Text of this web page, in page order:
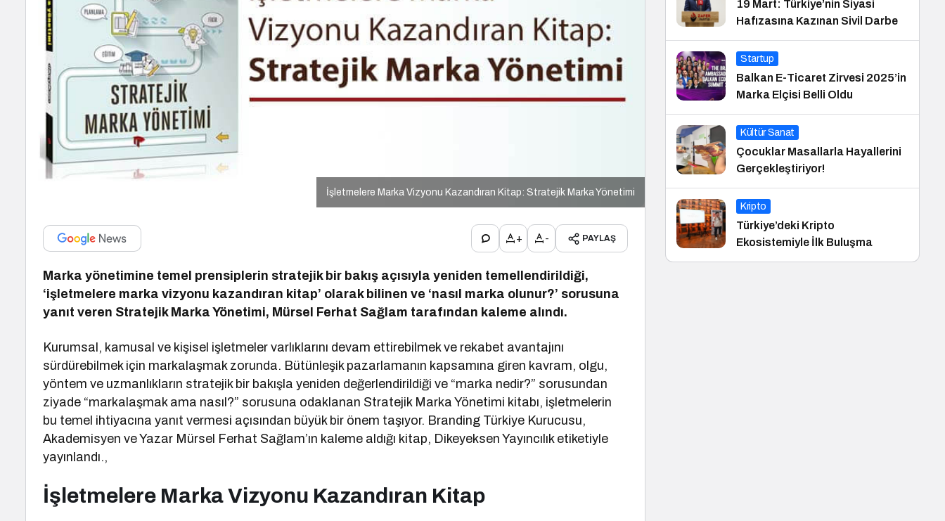
İşletmelere Marka Vizyonu Kazandıran Kitap: Stratejik Marka Yönetimi
+ - PAYLAŞ
Marka yönetimine temel prensiplerin stratejik bir bakış açısıyla yeniden temellendirildiği,
‘işletmelere marka vizyonu kazandıran kitap’ olarak bilinen ve ‘nasıl marka olunur?’ sorusuna
yanıt veren Stratejik Marka Yönetimi, Mürsel Ferhat Sağlam tarafından kaleme alındı.
Kurumsal, kamusal ve kişisel işletmeler varlıklarını devam ettirebilmek ve rekabet avantajını
sürdürebilmek için markalaşmak zorunda. Bütünleşik pazarlamanın kapsamına giren kavram, olgu,
yöntem ve uzmanlıkların stratejik bir bakışla yeniden değerlendirildiği ve “marka nedir?” sorusundan
ziyade “markalaşmak ama nasıl?” sorusuna odaklanan Stratejik Marka Yönetimi kitabı, işletmelerin
bu temel ihtiyacına yanıt vermesi açısından büyük bir önem taşıyor. Branding Türkiye Kurucusu,
Akademisyen ve Yazar Mürsel Ferhat Sağlam’ın kaleme aldığı kitap, Dikeyeksen Yayıncılık etiketiyle
yayınlandı.,
İşletmelere Marka Vizyonu Kazandıran Kitap
19 Mart: Türkiye’nin Siyasi
Hafızasına Kazınan Sivil Darbe
Startup
Balkan E-Ticaret Zirvesi 2025’in
Marka Elçisi Belli Oldu
Kültür Sanat
Çocuklar Masallarla Hayallerini
Gerçekleştiriyor!
Kripto
Türkiye’deki Kripto
Ekosistemiyle İlk Buluşma